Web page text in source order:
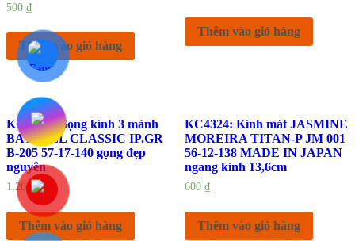
500 ₫
Thêm vào giỏ hàng
Thêm vào giỏ hàng
KC5020: Gọng kính 3 mảnh
BAY HILL CLASSIC IP.GR
B-205 57-17-140 gọng đẹp
nguyên
1,200₫
Thêm vào giỏ hàng
KC4324: Kính mát JASMINE
MOREIRA TITAN-P JM 001
56-12-138 MADE IN JAPAN
ngang kính 13,6cm
600 ₫
Thêm vào giỏ hàng